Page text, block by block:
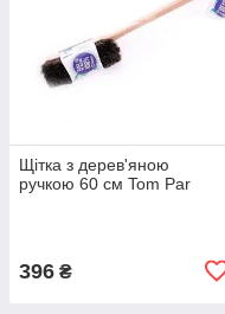
Щітка з дерев'яною
ручкою 60 см Tom Par
396 ₴